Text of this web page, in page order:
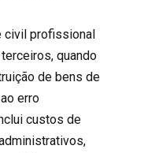
civil profissional
quando
de bens de
erro
custos de